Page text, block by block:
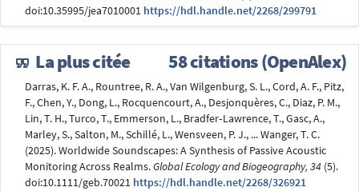
doi:10.35995/jea7010001 https://hdl.handle.net/2268/299791
La plus citée 58 citations (OpenAlex)
Darras, K. F. A., Rountree, R. A., Van Wilgenburg, S. L., Cord, A. F., Pitz,
F., Chen, Y., Dong, L., Rocquencourt, A., Desjonquères, C., Diaz, P. M.,
Lin, T. H., Turco, T., Emmerson, L., Bradfer‐Lawrence, T., Gasc, A.,
Marley, S., Salton, M., Schillé, L., Wensveen, P. J., ... Wanger, T. C.
(2025). Worldwide Soundscapes: A Synthesis of Passive Acoustic
Monitoring Across Realms.Global Ecology and Biogeography, 34 (5).
doi:10.1111/geb.70021 https://hdl.handle.net/2268/326921